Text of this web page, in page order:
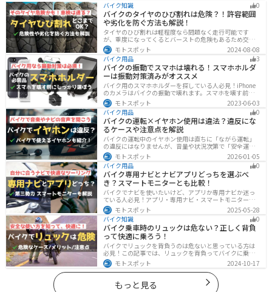
バイク知識 0
バイクのタイヤのひび割れは危険？！許容範囲
や劣化を防ぐ方法も解説！
タイヤのひび割れは軽程度なら問題なく走行可能です
が、重度になってくるとバーストの危険もあるため交換
が必要です。どの程度なら大丈夫なのか、タイヤのひび
割れを防ぐ方法などまとめました。快適安全にバイクに
乗るためにもしっかりとチェックしておきましょう。
モトスポット
2024-08-08
バイク用品
3
バイクの振動でスマホは壊れる！スマホホルダ
ーは振動対策済みがオススメ
バイク用のスマホホルダーを探している人必見！iPhone
のカメラはバイクの振動で壊れます。スマホを壊す前
に、振動対策がされたスマホホルダーを使うようにしま
しょう。カメラを壊さないための4つの方法とオススメの
スマホホルダーを紹介します。
モトスポット
2023-06-03
バイク用品
0
バイクの運転×イヤホン使用は違法？違反にな
るケースや注意点を解説
バイクの運転中のイヤホン使用は直ちに「ながら運転」
の違反にはなりませんが、音量や状況次第で「安全運転
義務違反」や各都道府県の「道路交通法施行細則」に抵
触する恐れがあります。周囲の音が聞こえる適切な音量
を保ち、スマホ操作は厳禁。耳を塞がない骨伝導イヤホ
ンや、ヘルメット用スピーカーの活用も安全な音楽体験
には有効な選択肢です。
モトスポット
2026-01-05
バイク用品
0
バイク専用ナビとナビアプリどっちを選ぶべ
き？スマートモニターとも比較！
バイクでナビを使いたいけど、アプリか専用ナビか迷っ
ている人必見！アプリ・専用ナビ・スマートモニターの
メリット、デメリット、どんな人にオススメなのかを解
説します。自分に合ったナビを見つけて快適なツーリン
グライフを送りましょう！
モトスポット
2025-05-28
バイク知識
0
バイク乗車時のリュックは危ない？正しく背負
って快適に乗ろう！
バイクでリュックを背負うのは危ないと思っている方は
必見！この記事では、リュックを背負ってバイクに乗る
リスクと、安全な方法を紹介しています。実は、荷物の
量や配置を工夫することで、安全にリュックを使用する
ことが可能です。この記事を読めば、バイク乗車時にリ
ュックを安全に使う方法がわかります。
モトスポット 2024-10-17
もっと見る